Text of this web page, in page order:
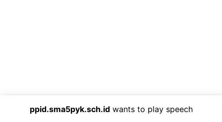
ppid.sma5pyk.sch.idwants to play speech